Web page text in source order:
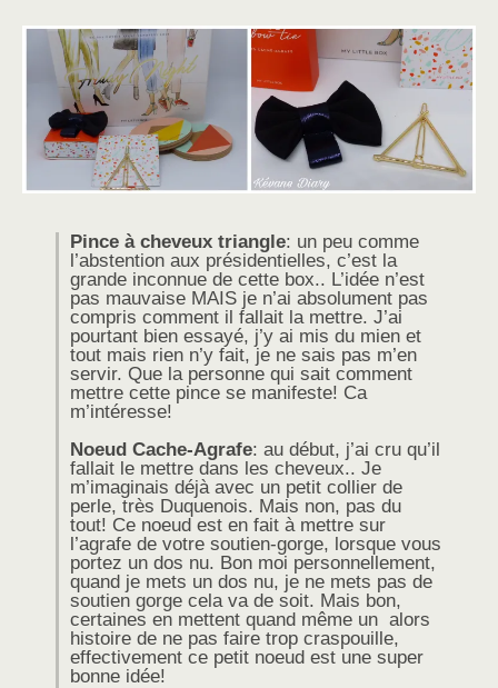
Pince à cheveux triangle: un peu comme
l’abstention aux présidentielles, c’est la
grande inconnue de cette box.. L’idée n’est
pas mauvaise MAIS je n’ai absolument pas
compris comment il fallait la mettre. J’ai
pourtant bien essayé, j’y ai mis du mien et
tout mais rien n’y fait, je ne sais pas m’en
servir. Que la personne qui sait comment
mettre cette pince se manifeste! Ca
m’intéresse!
Noeud Cache-Agrafe: au début, j’ai cru qu’il
fallait le mettre dans les cheveux.. Je
m’imaginais déjà avec un petit collier de
perle, très Duquenois. Mais non, pas du
tout! Ce noeud est en fait à mettre sur
l’agrafe de votre soutien-gorge, lorsque vous
portez un dos nu. Bon moi personnellement,
quand je mets un dos nu, je ne mets pas de
soutien gorge cela va de soit. Mais bon,
certaines en mettent quand même un alors
histoire de ne pas faire trop craspouille,
effectivement ce petit noeud est une super
bonne idée!